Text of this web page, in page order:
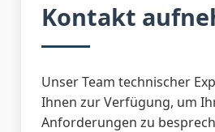
Kontakt
Unser Team technischer
Ihnen zur Verfügung, um
Anforderungen zu